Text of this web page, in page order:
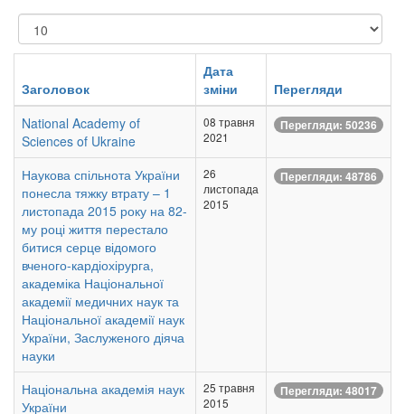
Показувати
Заголовок
Дата
зміни
Перегляди
National Academy of
Sciences of Ukraine
08 травня
2021
Перегляди: 50236
Наукова спільнота України
понесла тяжку втрату – 1
листопада 2015 року на 82-
му році життя перестало
битися серце відомого
вченого-кардіохірурга,
академіка Національної
академії медичних наук та
Національної академії наук
України, Заслуженого діяча
науки
26
листопада
2015
Перегляди: 48786
Національна академія наук
України
25 травня
2015
Перегляди: 48017